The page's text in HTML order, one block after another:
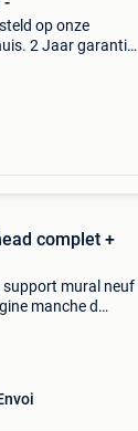
op onze
2 Jaar garantie.
complet +
support mural neuf
manche d